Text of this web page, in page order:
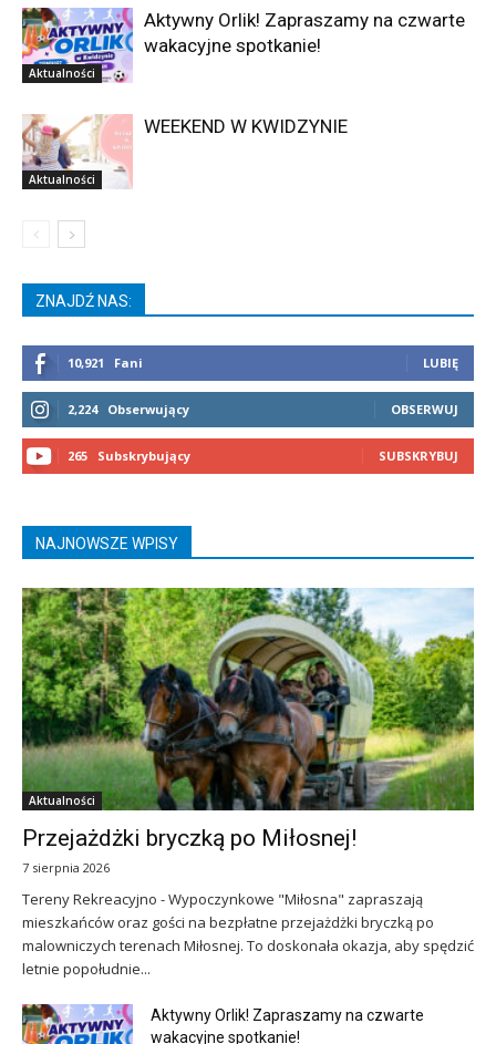
Aktualności
Aktywny Orlik! Zapraszamy na czwarte
wakacyjne spotkanie!
Aktualności
WEEKEND W KWIDZYNIE
ZNAJDŹ NAS:
10,921 Fani LUBIĘ
2,224 Obserwujący OBSERWUJ
265 Subskrybujący SUBSKRYBUJ
NAJNOWSZE WPISY
Aktualności
Przejażdżki bryczką po Miłosnej!
7 sierpnia 2026
Tereny Rekreacyjno - Wypoczynkowe "Miłosna" zapraszają
mieszkańców oraz gości na bezpłatne przejażdżki bryczką po
malowniczych terenach Miłosnej. To doskonała okazja, aby spędzić
letnie popołudnie...
Aktywny Orlik! Zapraszamy na czwarte
wakacyjne spotkanie!